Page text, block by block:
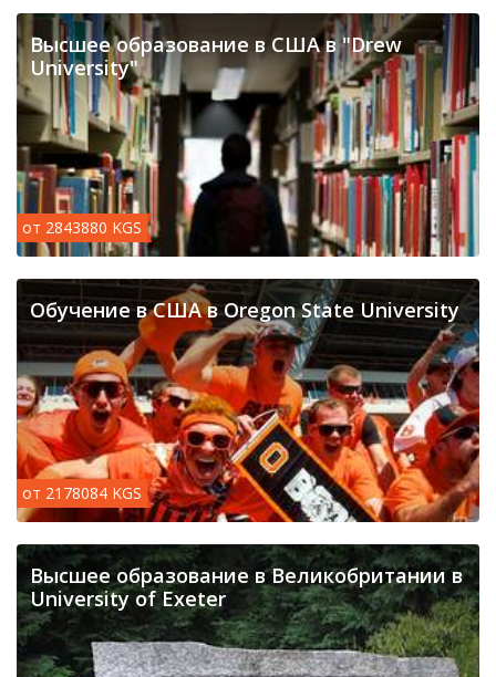
Высшее образование в США в "Drew
University"
от 2843880 KGS
Обучение в США в Oregon State University
от 2178084 KGS
Высшее образование в Великобритании в
University of Exeter